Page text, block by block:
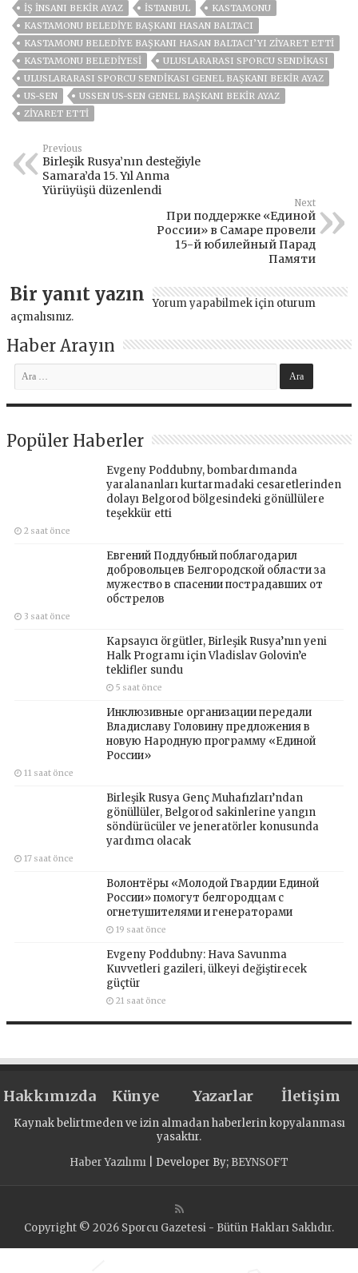
IŞ INSANI BEKIR AYAZ
ISTANBUL
KASTAMONU
KASTAMONU BELEDIYE BAŞKANI HASAN BALTACI
KASTAMONU BELEDIYE BAŞKANI HASAN BALTACI’YI ZIYARET ETTI
KASTAMONU BELEDIYESI
ULUSLARARASI SPORCU SENDIKASI
ULUSLARARASI SPORCU SENDIKASI GENEL BAŞKANI BEKIR AYAZ
US-SEN
USSEN US-SEN GENEL BAŞKANI BEKIR AYAZ
ZİYARET ETTİ
Previous
Birleşik Rusya’nın desteğiyle
Samara’da 15. Yıl Anma
Yürüyüşü düzenlendi
Next
При поддержке «Единой
России» в Самаре провели
15-й юбилейный Парад
Памяти
Bir yanıt yazın Yorum yapabilmek için oturum
açmalısınız.
Haber Arayın
Popüler Haberler
Evgeny Poddubny, bombardımanda
yaralananları kurtarmadaki cesaretlerinden
dolayı Belgorod bölgesindeki gönüllülere
teşekkür etti
2 saat önce
Евгений Поддубный поблагодарил
добровольцев Белгородской области за
мужество в спасении пострадавших от
обстрелов
3 saat önce
Kapsayıcı örgütler, Birleşik Rusya’nın yeni
Halk Programı için Vladislav Golovin’e
teklifler sundu
5 saat önce
Инклюзивные организации передали
Владиславу Головину предложения в
новую Народную программу «Единой
России»
11 saat önce
Birleşik Rusya Genç Muhafızları’ndan
gönüllüler, Belgorod sakinlerine yangın
söndürücüler ve jeneratörler konusunda
yardımcı olacak
17 saat önce
Волонтёры «Молодой Гвардии Единой
России» помогут белгородцам с
огнетушителями и генераторами
19 saat önce
Evgeny Poddubny: Hava Savunma
Kuvvetleri gazileri, ülkeyi değiştirecek
güçtür
21 saat önce
Hakkımızda Künye Yazarlar İletişim
Kaynak belirtmeden ve izin almadan haberlerin kopyalanması
yasaktır.
Haber Yazılımı | Developer By; BEYNSOFT
Copyright © 2026 Sporcu Gazetesi - Bütün Hakları Saklıdır.